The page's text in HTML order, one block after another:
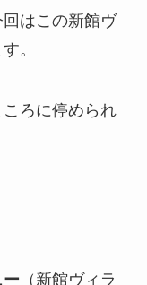
はこの新館ヴ
。
ろに停められ
（新館ヴィラ